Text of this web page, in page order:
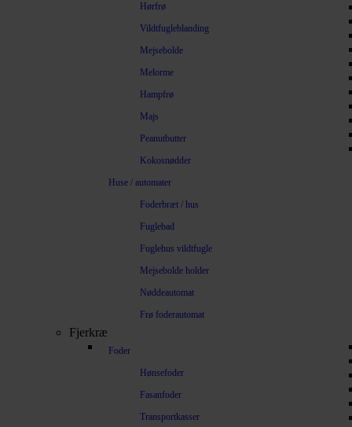
Hørfrø
Vildtfugleblanding
Mejsebolde
Melorme
Hampfrø
Majs
Peanutbutter
Kokosnødder
Huse / automater
Foderbræt / hus
Fuglebad
Fuglehus vildtfugle
Mejsebolde holder
Nøddeautomat
Frø foderautomat
Fjerkræ
Foder
Hønsefoder
Fasanfoder
Transportkasser